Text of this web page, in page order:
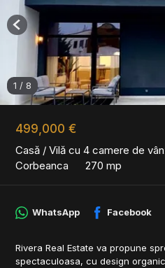
499,000 €
Casă / Vilă cu 4 camere de
Corbeanca
270 mp
1 / 8
Previous
WhatsApp Facebook
Rivera Real Estate va propune
spectaculoasa, cu design